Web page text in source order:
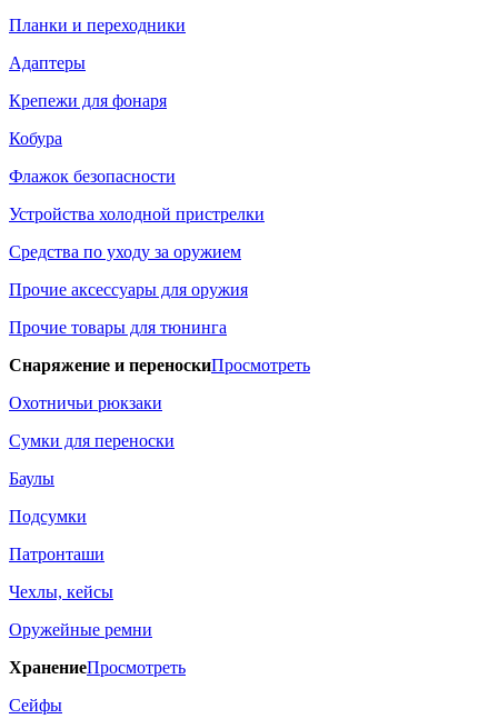
Планки и переходники
Адаптеры
Крепежи для фонаря
Кобура
Флажок безопасности
Устройства холодной пристрелки
Средства по уходу за оружием
Прочие аксессуары для оружия
Прочие товары для тюнинга
Снаряжение и переноскиПросмотреть
Охотничьи рюкзаки
Сумки для переноски
Баулы
Подсумки
Патронташи
Чехлы, кейсы
Оружейные ремни
ХранениеПросмотреть
Сейфы